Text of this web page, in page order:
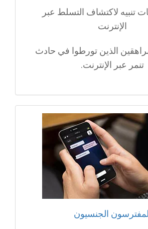
تنبيه لاكتشاف التسلط عبر
الإنترنت
الذين تورطوا في حادث
تنمر عبر الإنترنت.
الجنسيون